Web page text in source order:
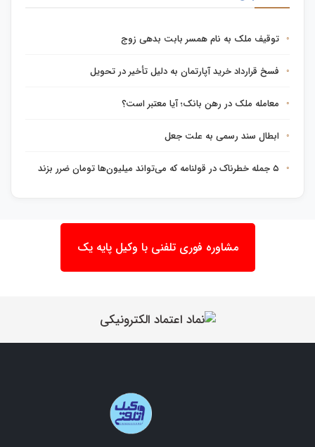
توقیف ملک به نام همسر بابت بدهی زوج
فسخ قرارداد خرید آپارتمان به دلیل تأخیر در تحویل
معامله ملک در رهن بانک؛ آیا معتبر است؟
ابطال سند رسمی به علت جعل
مشاوره فوری تلفنی با وکیل پایه یک